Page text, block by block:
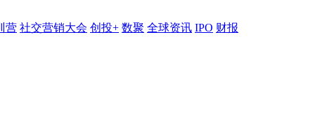
营 社交营销大会 创投+ 数聚 全球资讯 IPO 财报